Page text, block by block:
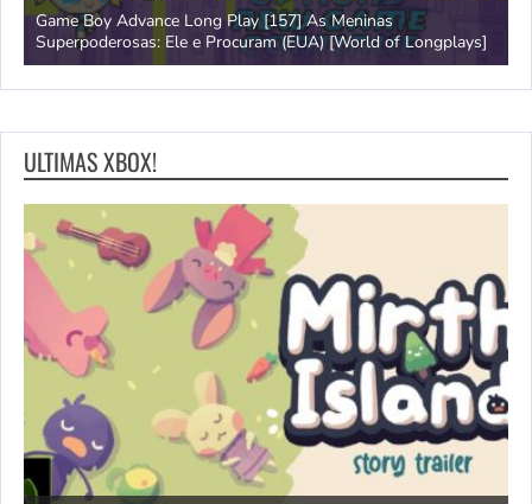
Game Boy Advance Long Play [157] As Meninas
Superpoderosas: Ele e Procuram (EUA) [World of Longplays]
ULTIMAS XBOX!